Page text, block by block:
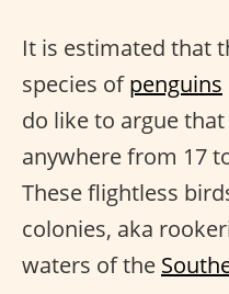
It is estimated that
species ofpenguins
do like to argue
anywhere from 17
These flightless
colonies, aka
waters of the